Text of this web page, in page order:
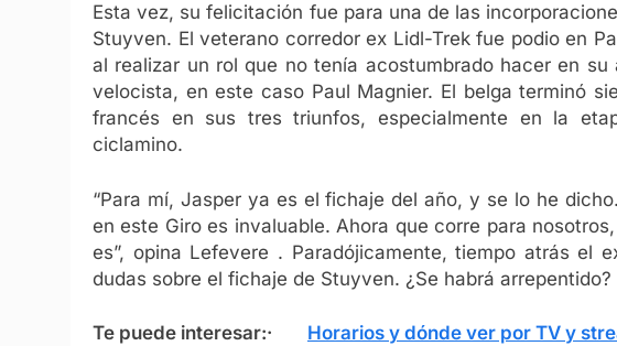
Esta vez, su felicitación fue para una de las
Stuyven. El veterano corredor ex Lidl-Trek fue podio en
al realizar un rol que no tenía acostumbrado hacer en
velocista, en este caso Paul Magnier. El belga terminó
francés en sus tres triunfos, especialmente en la
ciclamino.
“Para mí, Jasper ya es el fichaje del año, y se lo he
en este Giro es invaluable. Ahora que corre para
es”, opina Lefevere . Paradójicamente, tiempo atrás el
dudas sobre el fichaje de Stuyven. ¿Se habrá arrepentido?
Te puede interesar:· Horarios y dónde ver por TV y